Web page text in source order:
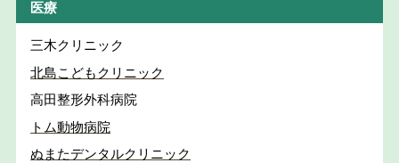
医療
三木クリニック
北島こどもクリニック
高田整形外科病院
トム動物病院
ぬまたデンタルクリニック